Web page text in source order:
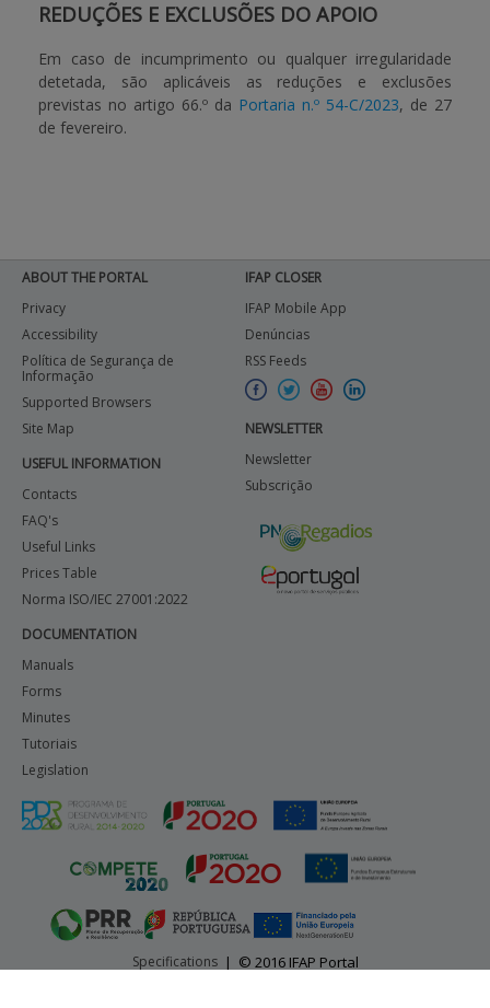
REDUÇÕES E EXCLUSÕES DO APOIO
Em caso de incumprimento ou qualquer irregularidade
detetada, são aplicáveis as reduções e exclusões
previstas no artigo 66.º da Portaria n.º 54-C/2023, de 27
de fevereiro.
ABOUT THE PORTAL
Privacy
Accessibility
Política de Segurança de
Informação
Supported Browsers
Site Map
USEFUL INFORMATION
Contacts
FAQ's
Useful Links
Prices Table
Norma ISO/IEC 27001:2022
DOCUMENTATION
Manuals
Forms
Minutes
Tutoriais
Legislation
IFAP CLOSER
IFAP Mobile App
Denúncias
RSS Feeds
NEWSLETTER
Newsletter
Subscrição
Specifications| © 2016 IFAP Portal